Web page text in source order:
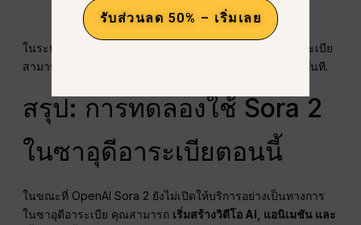
ที่ได้รับเชิญเท่านั้นในภูมิภาคใหม่
ในระหว่างนี้ การใช้ Global GPT ช่วยให้ผู้ใช้ชาวซาอุดีอาระเบีย
สามารถสัมผัสกับฟังก์ชันการทำงานทั้งหมดของ Sora 2 ได้ทันที.
สรุป: การทดลองใช้ Sora 2
ในซาอุดีอาระเบียตอนนี้
ในขณะที่ OpenAI Sora 2 ยังไม่เปิดให้บริการอย่างเป็นทางการ
ในซาอุดีอาระเบีย คุณสามารถ เริ่มสร้างวิดีโอ AI, แอนิเมชัน และ
รับส่วนลด 50% – เริ่มเลย